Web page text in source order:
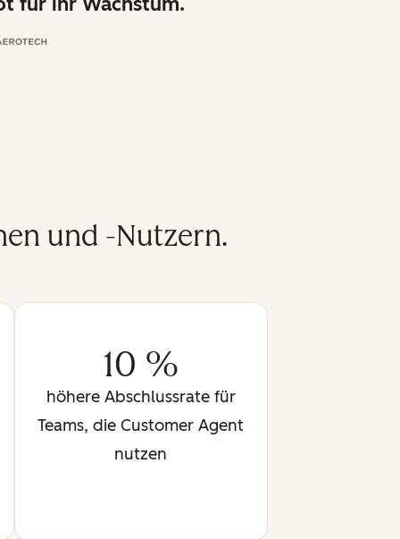
und -Nutzern.
10 %
höhere Abschlussrate für
Teams, die Customer Agent
nutzen